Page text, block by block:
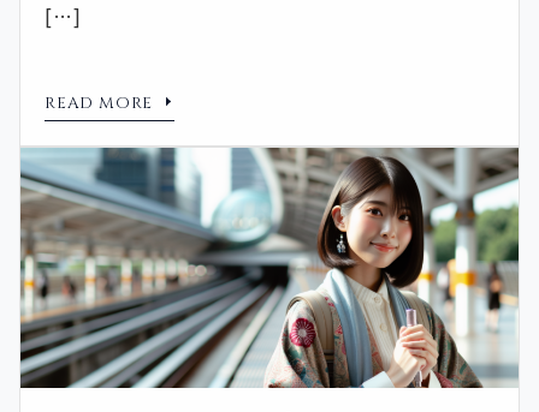
[…]
READ MORE